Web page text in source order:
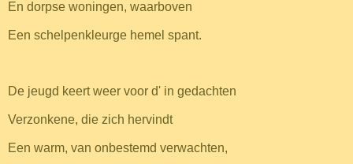
En dorpse woningen, waarboven
Een schelpenkleurge hemel spant.
De jeugd keert weer voor d' in gedachten
Verzonkene, die zich hervindt
Een warm, van onbestemd verwachten,